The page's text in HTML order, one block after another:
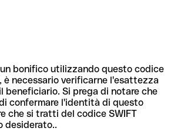
bonifico utilizzando questo codice
è necessario verificarne l'esattezza
beneficiario. Si prega di notare che
confermare l'identità di questo
che si tratti del codice SWIFT
desiderato..